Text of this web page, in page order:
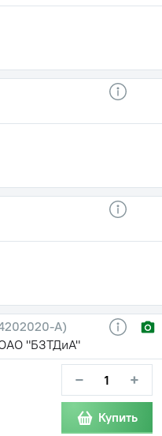
А)
"БЗТДиА"
− +
Купить